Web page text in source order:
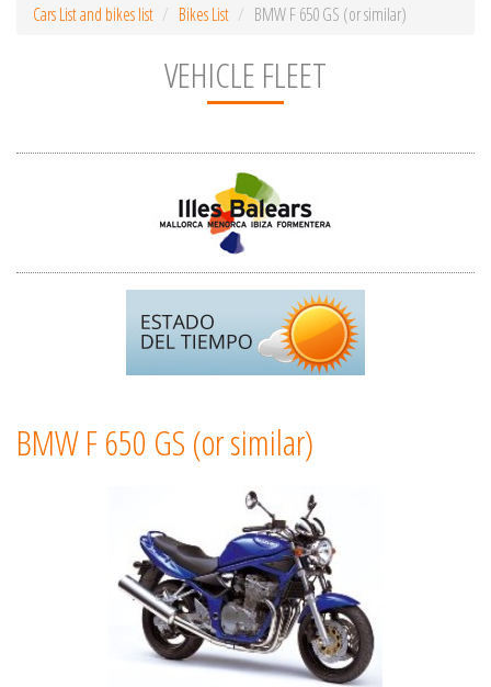
Cars List and bikes list Bikes List BMW F 650 GS (or similar)
VEHICLE FLEET
BMW F 650 GS (or similar)